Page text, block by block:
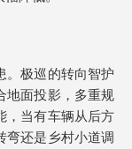
。极巡的转向智护
地面投影，多重规
，当有车辆从后方
弯还是乡村小道调